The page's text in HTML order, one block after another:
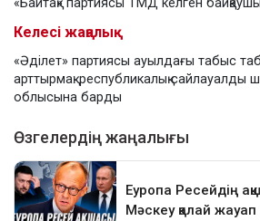
Келесі жаңалық
«Әділет» партиясы ауылдағы табыс
арттырмақ: республикалық
облысына барды